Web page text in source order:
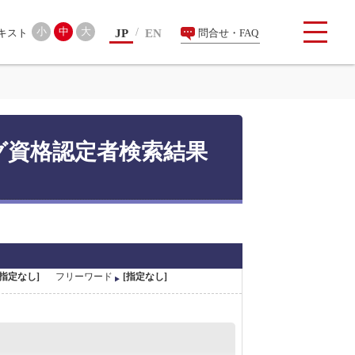
索 小 中 大 JP EN 問合せ・FAQ
格認定者検索結果
定なし] フリーワード [指定なし]